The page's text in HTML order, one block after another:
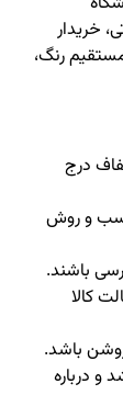
خریدار
رنگ،
درج
و روش
باشند.
کالا
باشد.
و درباره